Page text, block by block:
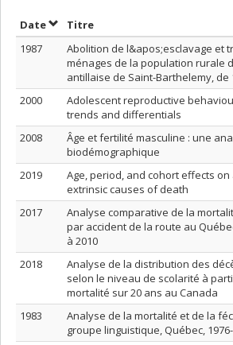
DateTrier par date en ordre croissant
Titre
1987
Abolition de l&apos;esclavage et
ménages de la population rurale
antillaise de Saint-Barthelemy, de
2000
Adolescent reproductive
trends and differentials
2008
Âge et fertilité masculine : une
biodémographique
2019
Age, period, and cohort effects
extrinsic causes of death
2017
Analyse comparative de la
par accident de la route au
à 2010
2018
Analyse de la distribution des
selon le niveau de scolarité à
mortalité sur 20 ans au Canada
1983
Analyse de la mortalité et de la
groupe linguistique, Québec,